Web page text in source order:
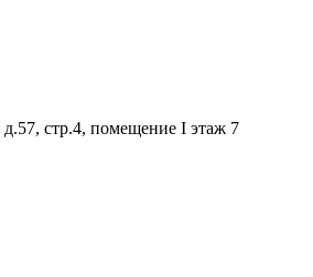
д.57, стр.4, помещение I этаж 7